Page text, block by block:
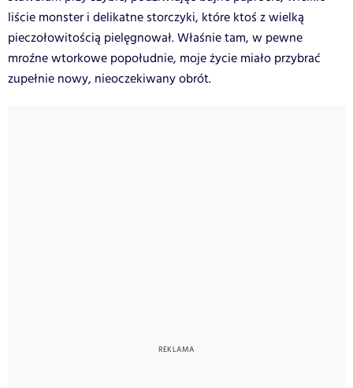
liście monster i delikatne storczyki, które ktoś z wielką
pieczołowitością pielęgnował. Właśnie tam, w pewne
mroźne wtorkowe popołudnie, moje życie miało przybrać
zupełnie nowy, nieoczekiwany obrót.